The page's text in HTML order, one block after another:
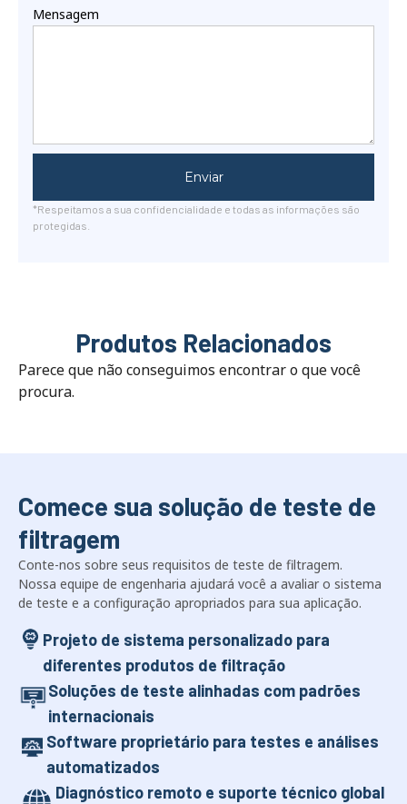
Mensagem
Enviar
*Respeitamos a sua confidencialidade e todas as informações são
protegidas.
Produtos Relacionados
Parece que não conseguimos encontrar o que você
procura.
Comece sua solução de teste de
filtragem
Conte-nos sobre seus requisitos de teste de filtragem.
Nossa equipe de engenharia ajudará você a avaliar o sistema
de teste e a configuração apropriados para sua aplicação.
Projeto de sistema personalizado para
diferentes produtos de filtração
Soluções de teste alinhadas com padrões
internacionais
Software proprietário para testes e análises
automatizados
Diagnóstico remoto e suporte técnico global